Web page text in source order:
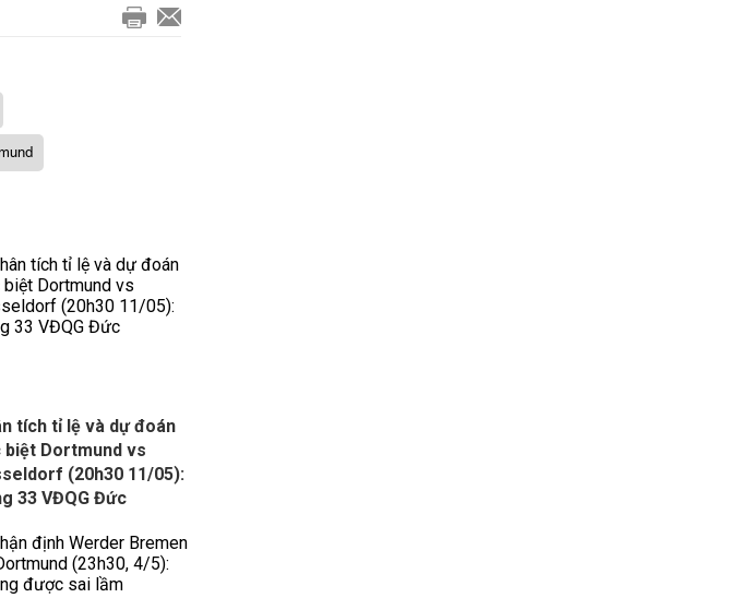
tích tỉ lệ và dự đoán
biệt Dortmund vs
(20h30 11/05):
33 VĐQG Đức